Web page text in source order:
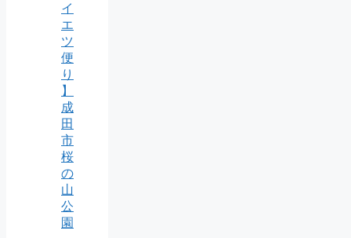
イ
エ
ツ
便
り
】
成
田
市
桜
の
山
公
園